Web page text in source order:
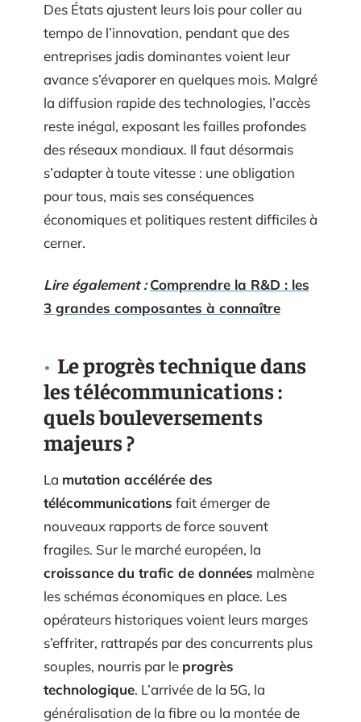
Des États ajustent leurs lois pour coller au
tempo de l’innovation, pendant que des
entreprises jadis dominantes voient leur
avance s’évaporer en quelques mois. Malgré
la diffusion rapide des technologies, l’accès
reste inégal, exposant les failles profondes
des réseaux mondiaux. Il faut désormais
s’adapter à toute vitesse : une obligation
pour tous, mais ses conséquences
économiques et politiques restent difficiles à
cerner.
Lire également : Comprendre la R&D : les
3 grandes composantes à connaître
Le progrès technique dans
les télécommunications :
quels bouleversements
majeurs ?
La mutation accélérée des
télécommunications fait émerger de
nouveaux rapports de force souvent
fragiles. Sur le marché européen, la
croissance du trafic de données malmène
les schémas économiques en place. Les
opérateurs historiques voient leurs marges
s’effriter, rattrapés par des concurrents plus
souples, nourris par le progrès
technologique. L’arrivée de la 5G, la
généralisation de la fibre ou la montée de